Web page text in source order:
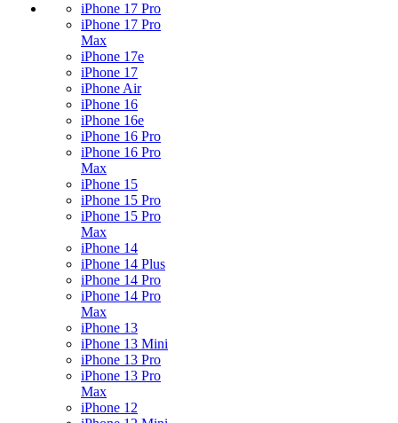
iPhone 17 Pro
iPhone 17 Pro
Max
iPhone 17e
iPhone 17
iPhone Air
iPhone 16
iPhone 16e
iPhone 16 Pro
iPhone 16 Pro
Max
iPhone 15
iPhone 15 Pro
iPhone 15 Pro
Max
iPhone 14
iPhone 14 Plus
iPhone 14 Pro
iPhone 14 Pro
Max
iPhone 13
iPhone 13 Mini
iPhone 13 Pro
iPhone 13 Pro
Max
iPhone 12